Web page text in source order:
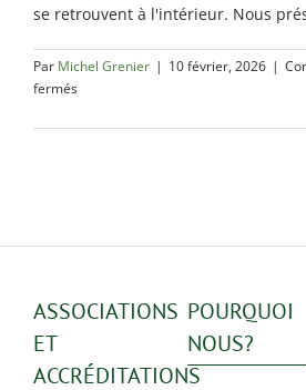
Exterminateur
Prairies
St-Léonard
se retrouvent à l'intérieur. Nous
Par Michel Grenier | 10 février, 2026 |
ferméssur
sont
en
ASSOCIATIONS
ET
ACCRÉDITATIONS
POURQUOI
NOUS?